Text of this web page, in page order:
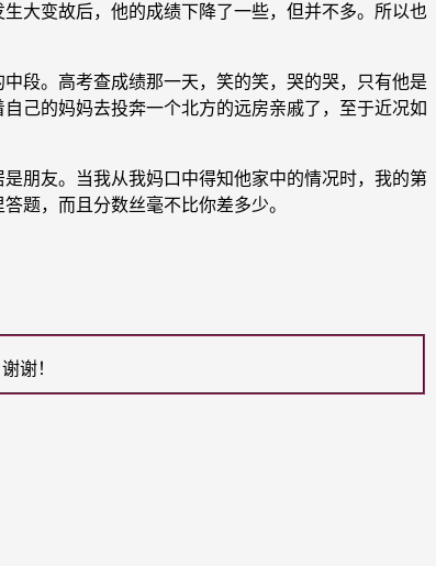
大变故后，他的成绩下降了一些，但并不多。所以也
段。高考查成绩那一天，笑的笑，哭的哭，只有他是
己的妈妈去投奔一个北方的远房亲戚了，至于近况如
朋友。当我从我妈口中得知他家中的情况时，我的第
题，而且分数丝毫不比你差多少。
谢！